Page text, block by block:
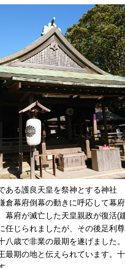
ある護良天皇を祭神とする神社
倉幕府倒幕の動きに呼応して幕
幕府が滅亡した天皇親政が復活(
任じられましたが、その後足利
八歳で非業の最期を遂げました
最期の地と伝えられています。